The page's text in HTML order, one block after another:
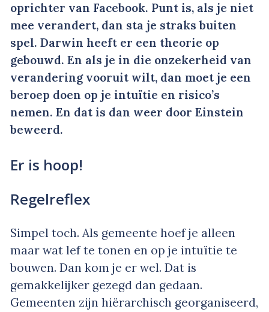
oprichter van Facebook. Punt is, als je niet
mee verandert, dan sta je straks buiten
spel. Darwin heeft er een theorie op
gebouwd. En als je in die onzekerheid van
verandering vooruit wilt, dan moet je een
beroep doen op je intuïtie en risico’s
nemen. En dat is dan weer door Einstein
beweerd.
Er is hoop!
Regelreflex
Simpel toch. Als gemeente hoef je alleen
maar wat lef te tonen en op je intuïtie te
bouwen. Dan kom je er wel. Dat is
gemakkelijker gezegd dan gedaan.
Gemeenten zijn hiërarchisch georganiseerd,